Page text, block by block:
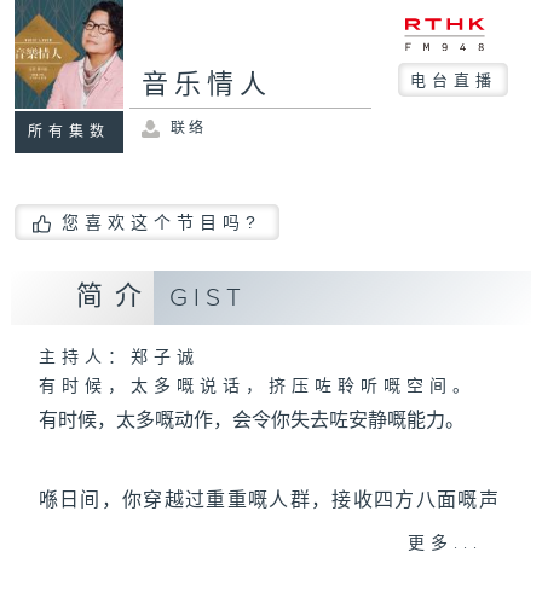
所有集数
音乐情人 电台直播
联络
您喜欢这个节目吗?
简介 GIST
主持人：郑子诚
有时候，太多嘅说话，挤压咗聆听嘅空间。
有时候，太多嘅动作，会令你失去咗安静嘅能力。
喺日间，你穿越过重重嘅人群，接收四方八面嘅声
更多...